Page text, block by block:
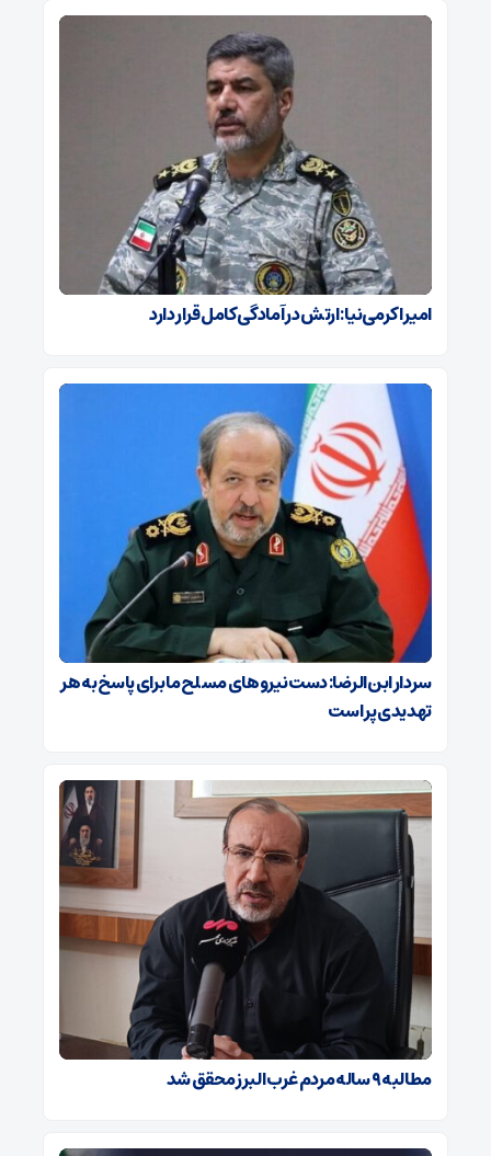
امیر اکرمی‌نیا: ارتش در آمادگی کامل قرار دارد
سردار ابن‌الرضا: دست نیروهای مسلح ما برای پاسخ به هر
تهدیدی پر است
مطالبه ۹ ساله مردم غرب البرز محقق شد